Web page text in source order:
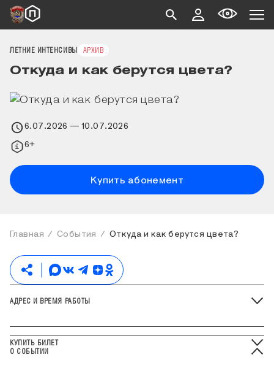
ЛЕТНИЕ ИНТЕНСИВЫ АРХИВ
Откуда и как берутся цвета?
6.07.2026 — 10.07.2026
6+
Купить абонемент
Главная События Откуда и как берутся цвета?
О СОБЫТИИ
АДРЕС И ВРЕМЯ РАБОТЫ
КУПИТЬ БИЛЕТ